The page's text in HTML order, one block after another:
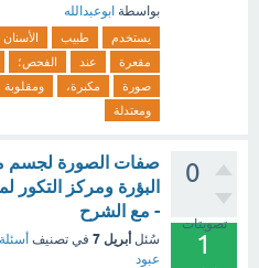
بواسطة ابوعبدالله
يستخدم طبيب الأسنان
مقعرة
عند الفحص؛
صورة
مكبرة، ومقلوبة
ومعتدلة
0
تصويتات
1
صفات الصورة لجسم
البؤرة ومركز التكور
- مع الشرح
سُئل أبريل 7 في تصنيف
عبود